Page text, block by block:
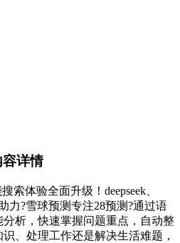
容详情
索体验全面升级！deepseek、
力?雪球预测专注28预测?通过语
析，快速掌握问题重点，自动整
、处理工作还是解决生活难题，